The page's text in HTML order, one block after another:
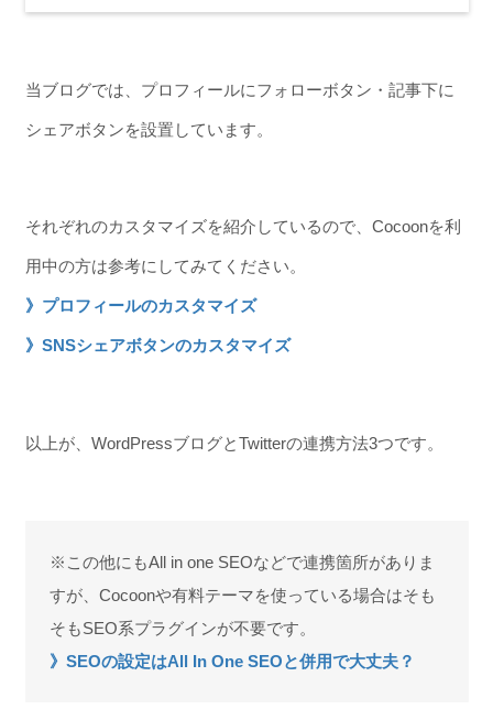
当ブログでは、プロフィールにフォローボタン・記事下に
シェアボタンを設置しています。
それぞれのカスタマイズを紹介しているので、Cocoonを利
用中の方は参考にしてみてください。
》プロフィールのカスタマイズ
》SNSシェアボタンのカスタマイズ
以上が、WordPressブログとTwitterの連携方法3つです。
※この他にもAll in one SEOなどで連携箇所がありま
すが、Cocoonや有料テーマを使っている場合はそも
そもSEO系プラグインが不要です。
》SEOの設定はAll In One SEOと併用で大丈夫？